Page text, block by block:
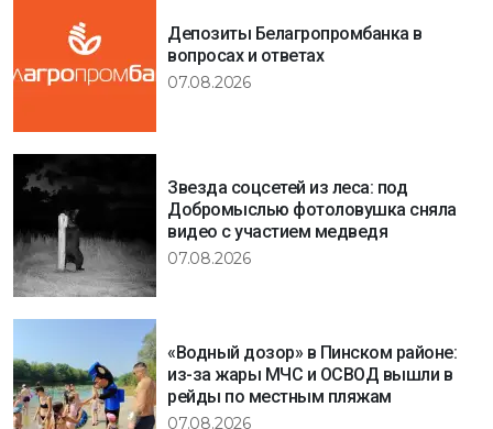
Депозиты Белагропромбанка в
вопросах и ответах
07.08.2026
Звезда соцсетей из леса: под
Добромыслью фотоловушка сняла
видео с участием медведя
07.08.2026
«Водный дозор» в Пинском районе:
из-за жары МЧС и ОСВОД вышли в
рейды по местным пляжам
07.08.2026